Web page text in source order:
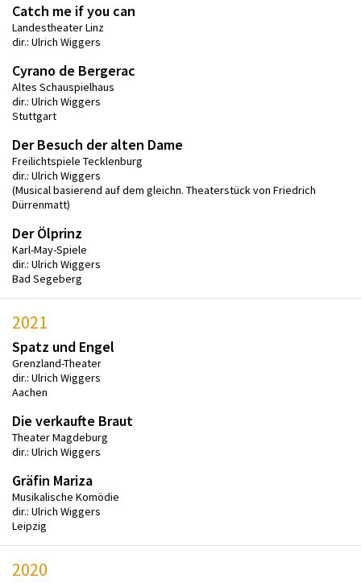
Catch me if you can
Landestheater Linz
dir.: Ulrich Wiggers
Cyrano de Bergerac
Altes Schauspielhaus
dir.: Ulrich Wiggers
Stuttgart
Der Besuch der alten Dame
Freilichtspiele Tecklenburg
dir.: Ulrich Wiggers
(Musical basierend auf dem gleichn. Theaterstück von Friedrich
Dürrenmatt)
Der Ölprinz
Karl-May-Spiele
dir.: Ulrich Wiggers
Bad Segeberg
2021
Spatz und Engel
Grenzland-Theater
dir.: Ulrich Wiggers
Aachen
Die verkaufte Braut
Theater Magdeburg
dir.: Ulrich Wiggers
Gräfin Mariza
Musikalische Komödie
dir.: Ulrich Wiggers
Leipzig
2020